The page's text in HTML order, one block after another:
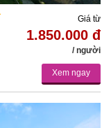
Giá từ
1.850.000 đ
/ người
Xem ngay